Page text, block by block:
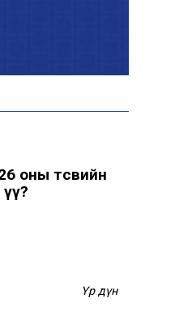
аймагт сураггүй алга
оны төсвийн
үү?
Үр дүн